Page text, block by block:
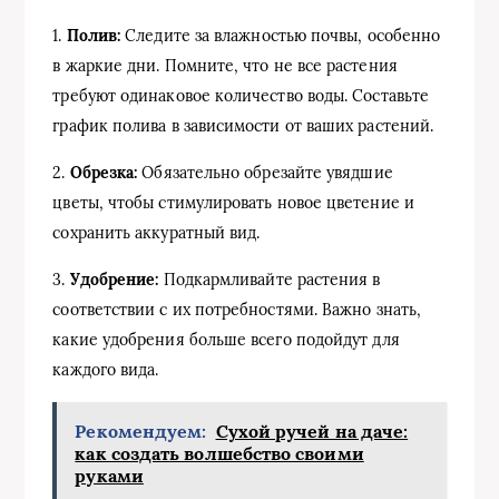
1. Полив: Следите за влажностью почвы, особенно
в жаркие дни. Помните, что не все растения
требуют одинаковое количество воды. Составьте
график полива в зависимости от ваших растений.
2. Обрезка: Обязательно обрезайте увядшие
цветы, чтобы стимулировать новое цветение и
сохранить аккуратный вид.
3. Удобрение: Подкармливайте растения в
соответствии с их потребностями. Важно знать,
какие удобрения больше всего подойдут для
каждого вида.
Рекомендуем: Сухой ручей на даче:
как создать волшебство своими
руками